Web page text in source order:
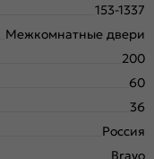
153-1337
Межкомнатные двери
200
60
36
Россия
Bravo